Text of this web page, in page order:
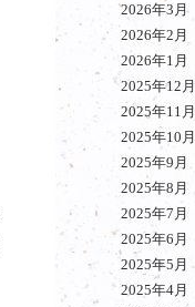
2026年3月
2026年2月
2026年1月
2025年12月
2025年11月
2025年10月
2025年9月
2025年8月
2025年7月
2025年6月
2025年5月
2025年4月